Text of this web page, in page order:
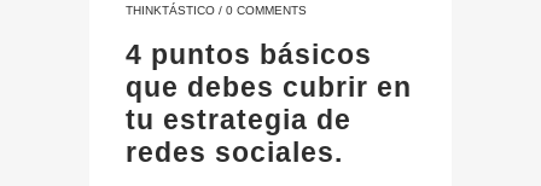
THINKTÁSTICO / 0 COMMENTS
4 puntos básicos
que debes cubrir en
tu estrategia de
redes sociales.